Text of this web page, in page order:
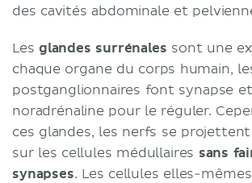
des cavités abdominale et
Les glandes surrénales sont une
chaque organe du corps humain,
postganglionnaires font synapse
noradrénaline pour le réguler.
ces glandes, les nerfs se
sur les cellules médullaires sans
synapses. Les cellules elles-